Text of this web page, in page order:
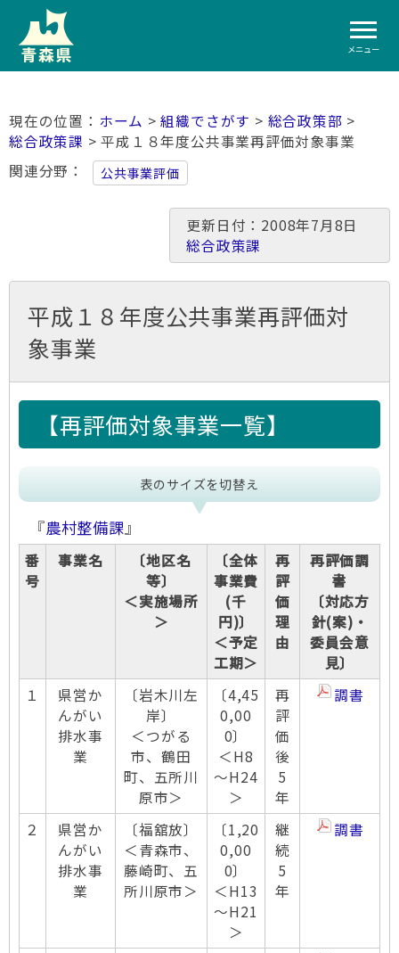
メニュー
ホーム >組織でさがす > 総合政策部 >
総合政策課 > 平成１８年度公共事業再評価対象事業
関連分野
公共事業評価
更新日付：2008年7月8日
総合政策課
平成１８年度公共事業再評価対
象事業
【再評価対象事業一覧】
表のサイズを切替え
『農村整備課』
番
号
事業名
〔地区名
等〕
＜実施場所
＞
〔全体
事業費
(千
円)〕
＜予定
工期＞
再
評
価
理
由
再評価調
書
〔対応方
針(案)・
委員会意
見〕
１
県営か
んがい
排水事
業
〔岩木川左
岸〕
＜つがる
市、鶴田
町、五所川
原市＞
〔4,45
0,00
0〕
＜H8
～H24
＞
再
評
価
後
5
年
調書
２
県営か
んがい
排水事
業
〔福舘放〕
＜青森市、
藤崎町、五
所川原市＞
〔1,20
0,00
0〕
＜H13
～H21
＞
継
続
5
年
調書